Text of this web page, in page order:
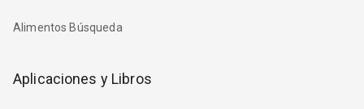
Alimentos Búsqueda
Aplicaciones y Libros